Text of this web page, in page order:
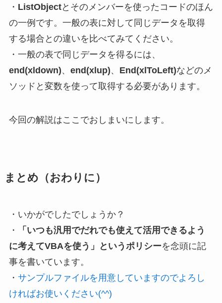
・ ListObjectとそのメンバーを使ったコードのほん
の一例です。一般の表に対して同じデータを取得
する場合との違いを比べてみてください。
・一般の表で同じデータを得るには、
end(xldown)、 end(xlup)、 End(xlToLeft)などのメ
ソッドと変数を使って取得する必要があります。
今回の解説はここでおしまいにします。
まとめ （おわりに）
・いかがでしたでしょうか？
・
「いつも汎用でだれでも使えて活用できるよう
に考えてVBAを使う」というポリシーを念頭に記
事を書いています。
・ サンプルファイルを用意していますのでよろし
ければお使いください(^^)